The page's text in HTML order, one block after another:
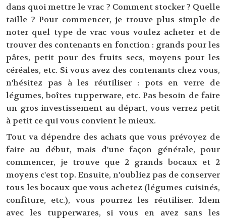
dans quoi mettre le vrac ? Comment stocker ? Quelle
taille ? Pour commencer, je trouve plus simple de
noter quel type de vrac vous voulez acheter et de
trouver des contenants en fonction : grands pour les
pâtes, petit pour des fruits secs, moyens pour les
céréales, etc. Si vous avez des contenants chez vous,
n'hésitez pas à les réutiliser : pots en verre de
légumes, boîtes tupperware, etc. Pas besoin de faire
un gros investissement au départ, vous verrez petit
à petit ce qui vous convient le mieux.
Tout va dépendre des achats que vous prévoyez de
faire au début, mais d'une façon générale, pour
commencer, je trouve que 2 grands bocaux et 2
moyens c'est top. Ensuite, n'oubliez pas de conserver
tous les bocaux que vous achetez (légumes cuisinés,
confiture, etc.), vous pourrez les réutiliser. Idem
avec les tupperwares, si vous en avez sans les